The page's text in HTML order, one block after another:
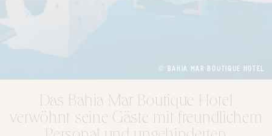
© BAHIA MAR BOUTIQUE HOTEL
Das Bahia Mar Boutique Hotel
verwöhnt seine Gäste mit freundlichem